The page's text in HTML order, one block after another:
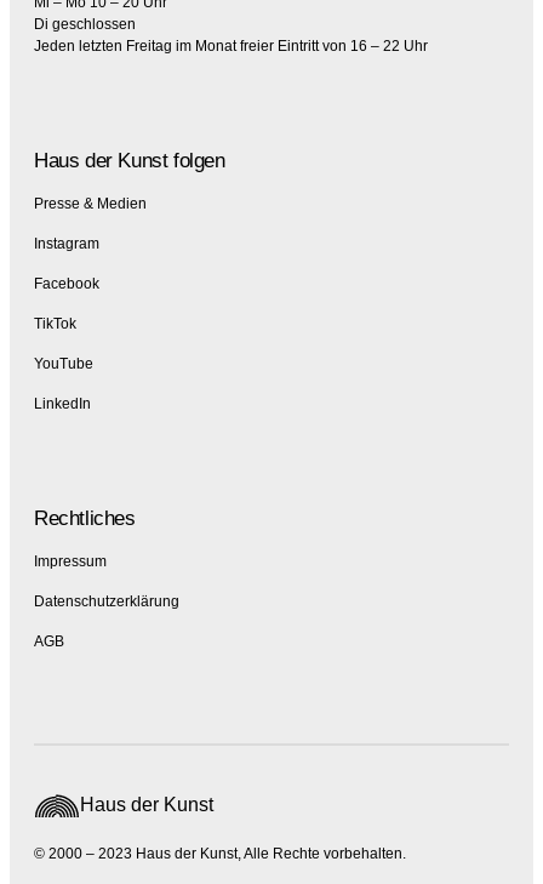
Di geschlossen
Jeden letzten Freitag im Monat freier Eintritt von 16 – 22 Uhr
Haus der Kunst folgen
Presse & Medien
Instagram
Facebook
TikTok
YouTube
LinkedIn
Rechtliches
Impressum
Datenschutzerklärung
AGB
© 2000 – 2023 Haus der Kunst, Alle Rechte vorbehalten.
Haus der Kunst